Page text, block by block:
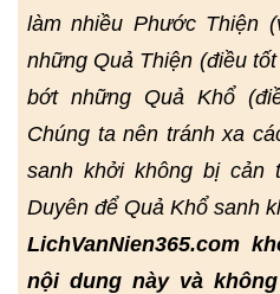
làm nhiều Phước Thiện
những Quả Thiện (điều
bớt những Quả Khổ
Chúng ta nên tránh xa
sanh khởi không bị cản
Duyên để Quả Khổ sanh
LichVanNien365.com
nội dung này và